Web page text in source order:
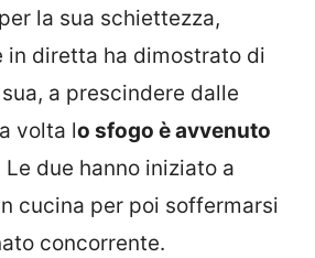
la sua schiettezza,
in diretta ha dimostrato di
a prescindere dalle
volta lo sfogo è avvenuto
Le due hanno iniziato a
cucina per poi soffermarsi
concorrente.